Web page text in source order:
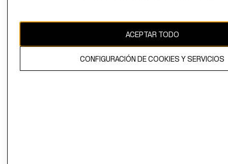
Uruguay ($U)
ACEPTAR TODO
CONFIGURACIÓN DE COOKIES Y SERVICIOS